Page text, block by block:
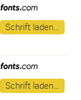
Schrift laden…
Schrift laden…